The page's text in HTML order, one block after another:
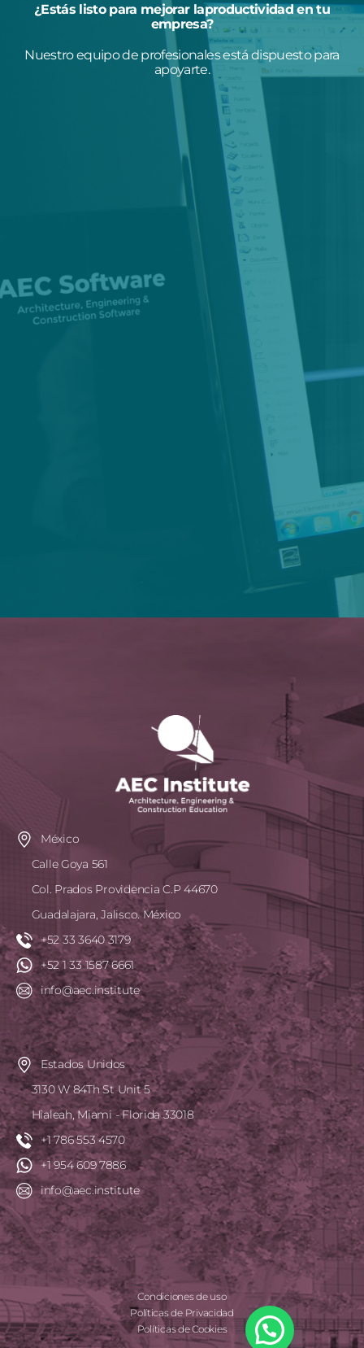
¿Estás listo para mejorar laproductividad en tu
empresa?
Nuestro equipo de profesionales está dispuesto para
apoyarte.
México
Calle Goya 561
Col. Prados Providencia C.P 44670
Guadalajara, Jalisco. México
+52 33 3640 3179
+52 1 33 1587 6661
info@aec.institute
Estados Unidos
3130 W 84Th St Unit 5
Hialeah, Miami - Florida 33018
+1 786 553 4570
+1 954 609 7886
info@aec.institute
Condiciones de uso
Políticas de Privacidad
Políticas de Cookies